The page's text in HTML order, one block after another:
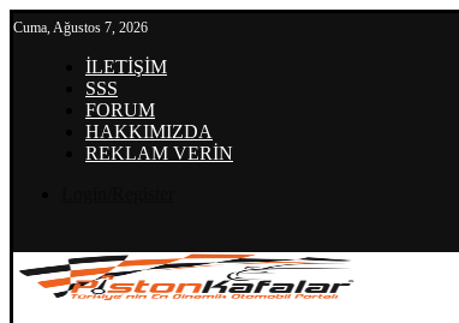
Cuma, Ağustos 7, 2026
İLETİŞİM
SSS
FORUM
HAKKIMIZDA
REKLAM VERİN